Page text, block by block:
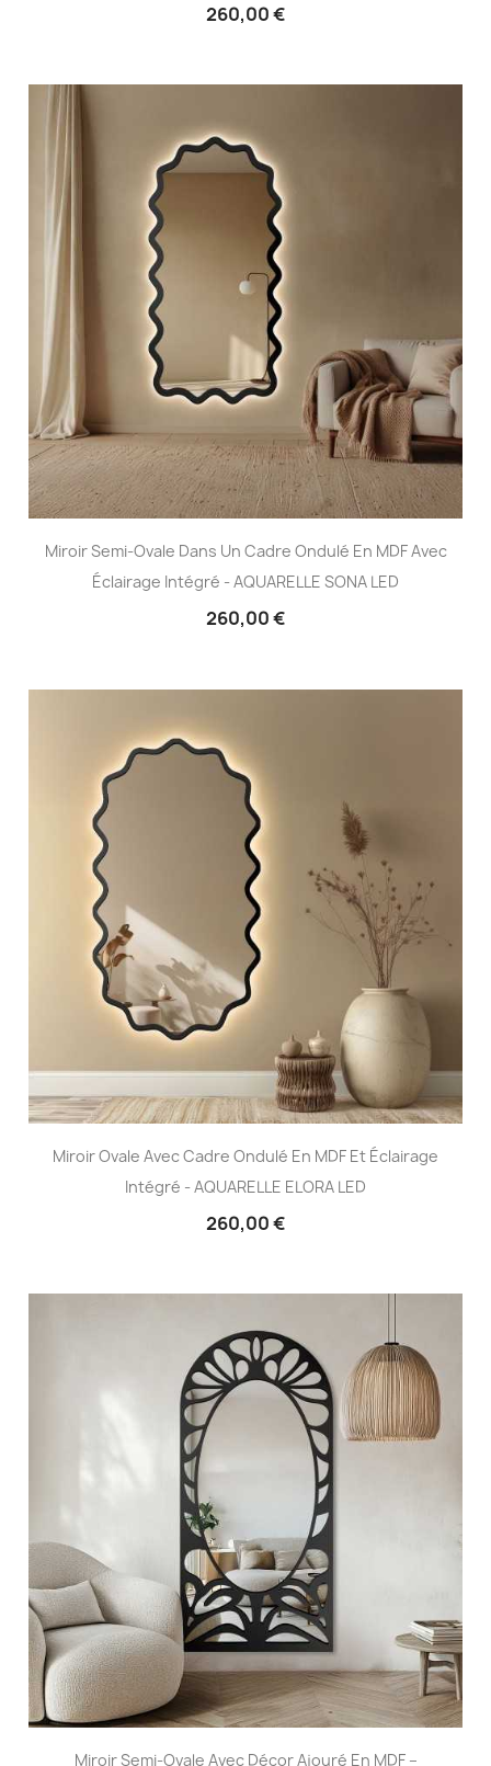
260,00 €
Miroir Semi-Ovale Dans Un Cadre Ondulé En MDF Avec
Éclairage Intégré - AQUARELLE SONA LED
260,00 €
Miroir Ovale Avec Cadre Ondulé En MDF Et Éclairage
Intégré - AQUARELLE ELORA LED
260,00 €
Miroir Semi-Ovale Avec Décor Ajouré En MDF –